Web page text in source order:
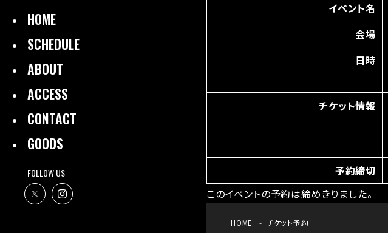
HOME
SCHEDULE
ABOUT
ACCESS
CONTACT
GOODS
FOLLOW US
イベント名
会場
日時
チケット情報
予約締切
このイベントの予約は締めきりました。
HOME チケット予約